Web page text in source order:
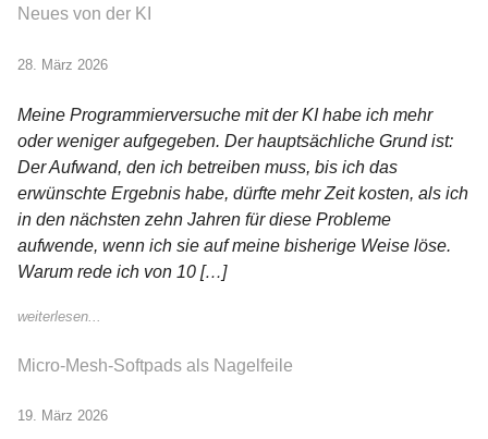
Neues von der KI
28. März 2026
Meine Programmierversuche mit der KI habe ich mehr
oder weniger aufgegeben. Der hauptsächliche Grund ist:
Der Aufwand, den ich betreiben muss, bis ich das
erwünschte Ergebnis habe, dürfte mehr Zeit kosten, als ich
in den nächsten zehn Jahren für diese Probleme
aufwende, wenn ich sie auf meine bisherige Weise löse.
Warum rede ich von 10 […]
weiterlesen...
Micro-Mesh-Softpads als Nagelfeile
19. März 2026